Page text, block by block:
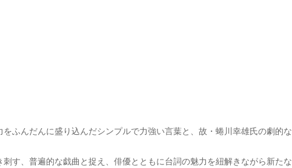
ふんだんに盛り込んだシンプルで力強い言葉と、故・蜷川幸雄氏の劇的な
刺す、普遍的な戯曲と捉え、俳優とともに台詞の魅力を紐解きながら新たな